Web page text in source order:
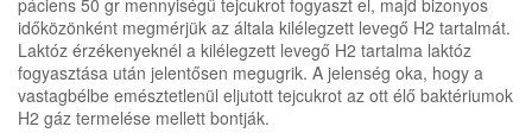
páciens 50 gr mennyiségű tejcukrot fogyaszt el, majd bizonyos
időközönként megmérjük az általa kilélegzett levegő H2 tartalmát.
Laktóz érzékenyeknél a kilélegzett levegő H2 tartalma laktóz
fogyasztása után jelentősen megugrik. A jelenség oka, hogy a
vastagbélbe emésztetlenül eljutott tejcukrot az ott élő baktériumok
H2 gáz termelése mellett bontják.